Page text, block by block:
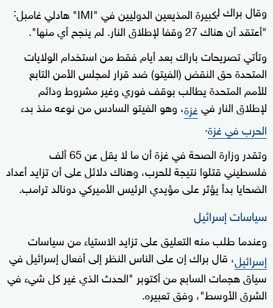
وقال براك لكبيرة المذيعين الدوليين في "IMI" هادلي غامبل
:
"أعتقد أن هناك 27 وقفا لإطلاق النار. لم ينجح أي منها".
وتأتي تصريحات باراك بعد أيام فقط من استخدام الولايات
المتحدة حق النقض (الفيتو) ضد قرار لمجلس الأمن التابع
للأمم المتحدة يطالب بوقف فوري وغير مشروط ودائم
لإطلاق النار فيغزة، وهو الفيتو السادس من نوعه منذ بدء
الحرب في غزة.
وتقدر وزارة الصحة في غزة أن ما لا يقل عن 65 ألف
فلسطيني قتلوا نتيجة للحرب، وهناك دلائل على أن تزايد أعداد
الضحايا بدأ يؤثر على مؤيدي الرئيس الأميركي دونالد ترامب.
سياسات إسرائيل
وعندما طلب منه التعليق على تزايد الاستياء من سياسات
إسرائيل، قال براك إن على الناس النظر إلى أفعال إسرائيل في
سياق هجمات السابع من أكتوبر "الحدث الذي غير كل شيء في
الشرق الأوسط"، وفق تعبيره.